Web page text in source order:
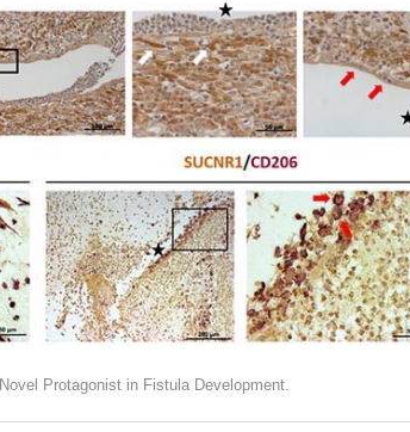
Protagonist in Fistula Development.